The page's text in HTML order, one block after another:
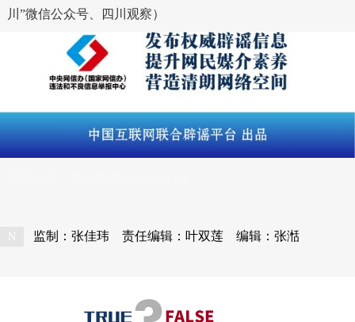
川”微信公众号、四川观察）
N 监制：张佳玮 责任编辑：叶双莲 编辑：张湉